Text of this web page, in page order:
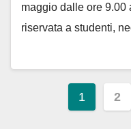
maggio dalle ore 9.00
riservata a studenti,
1 2